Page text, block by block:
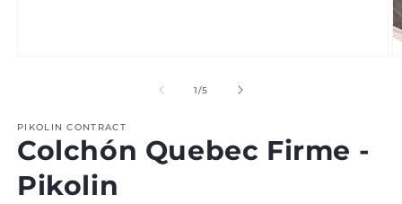
1/de
5
PIKOLIN CONTRACT
Colchón Quebec Firme -
Pikolin